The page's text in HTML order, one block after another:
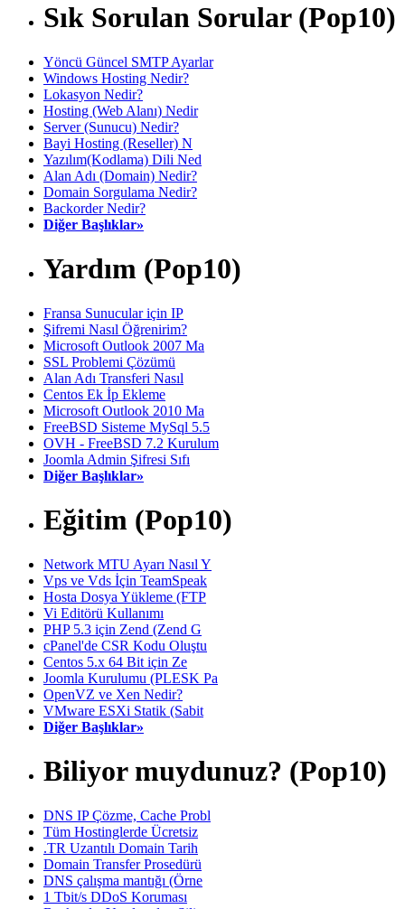
Sık Sorulan Sorular (Pop10)
Yöncü Güncel SMTP Ayarlar
Windows Hosting Nedir?
Lokasyon Nedir?
Hosting (Web Alanı) Nedir
Server (Sunucu) Nedir?
Bayi Hosting (Reseller) N
Yazılım(Kodlama) Dili Ned
Alan Adı (Domain) Nedir?
Domain Sorgulama Nedir?
Backorder Nedir?
Diğer Başlıklar»
Yardım (Pop10)
Fransa Sunucular için IP
Şifremi Nasıl Öğrenirim?
Microsoft Outlook 2007 Ma
SSL Problemi Çözümü
Alan Adı Transferi Nasıl
Centos Ek İp Ekleme
Microsoft Outlook 2010 Ma
FreeBSD Sisteme MySql 5.5
OVH - FreeBSD 7.2 Kurulum
Joomla Admin Şifresi Sıfı
Diğer Başlıklar»
Eğitim (Pop10)
Network MTU Ayarı Nasıl Y
Vps ve Vds İçin TeamSpeak
Hosta Dosya Yükleme (FTP
Vi Editörü Kullanımı
PHP 5.3 için Zend (Zend G
cPanel'de CSR Kodu Oluştu
Centos 5.x 64 Bit için Ze
Joomla Kurulumu (PLESK Pa
OpenVZ ve Xen Nedir?
VMware ESXi Statik (Sabit
Diğer Başlıklar»
Biliyor muydunuz? (Pop10)
DNS IP Çözme, Cache Probl
Tüm Hostinglerde Ücretsiz
.TR Uzantılı Domain Tarih
Domain Transfer Prosedürü
DNS çalışma mantığı (Örne
1 Tbit/s DDoS Koruması